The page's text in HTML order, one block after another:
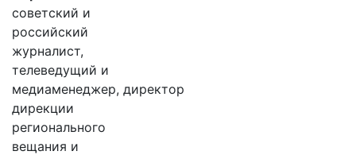
советский и
российский
журналист,
телеведущий и
медиаменеджер, директор
дирекции
регионального
вещания и